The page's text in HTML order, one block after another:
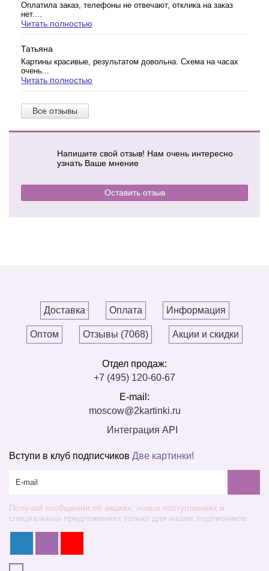
Оплатила заказ, телефоны не отвечают, отклика на заказ
нет....
Читать полностью
Татьяна
Картины красивые, результатом довольна. Схема на часах
очень...
Читать полностью
Все отзывы
Напишите свой отзыв! Нам очень интересно
узнать Ваше мнение
Оставить отзыв
Доставка Оплата Информация
Оптом Отзывы (7068) Акции и скидки
Отдел продаж:
+7 (495) 120-60-67
E-mail:
moscow@2kartinki.ru
Интеграция API
Вступи в клуб подписчиков Две картинки!
Получай сообщения об акциях, новых поступлениях и
специальных предложениях только для наших подписчиков